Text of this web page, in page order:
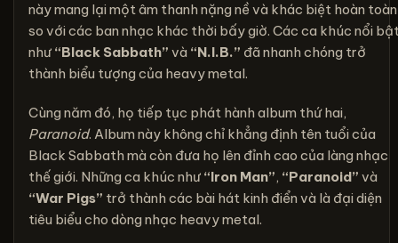
này mang lại một âm thanh nặng nề và khác biệt hoàn toàn
so với các ban nhạc khác thời bấy giờ. Các ca khúc nổi
như “Black Sabbath” và “N.I.B.” đã nhanh chóng trở
thành biểu tượng của heavy metal.
Cùng năm đó, họ tiếp tục phát hành album thứ hai,
Paranoid. Album này không chỉ khẳng định tên tuổi của
Black Sabbath mà còn đưa họ lên đỉnh cao của làng nhạc
thế giới. Những ca khúc như “Iron Man”, “Paranoid” và
“War Pigs” trở thành các bài hát kinh điển và là đại diện
tiêu biểu cho dòng nhạc heavy metal.